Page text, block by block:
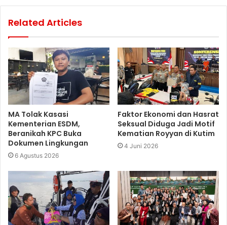
Related Articles
MA Tolak Kasasi
Kementerian ESDM,
Beranikah KPC Buka
Dokumen Lingkungan
6 Agustus 2026
Faktor Ekonomi dan Hasrat
Seksual Diduga Jadi Motif
Kematian Royyan di Kutim
4 Juni 2026